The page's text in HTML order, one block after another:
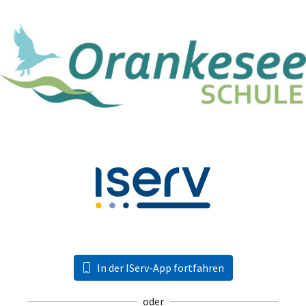
In der IServ-App fortfahren
oder